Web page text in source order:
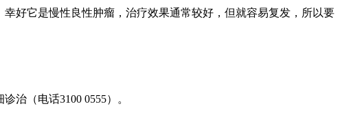
好它是慢性良性肿瘤，治疗效果通常较好，但就容易复发，所以要
治（电话3100 0555）。